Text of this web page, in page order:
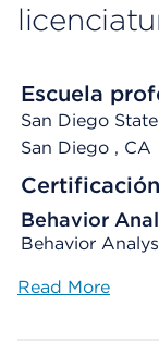
Escuela
San Diego
San Diego , CA
Certificación
Behavior
Behavior
Read More